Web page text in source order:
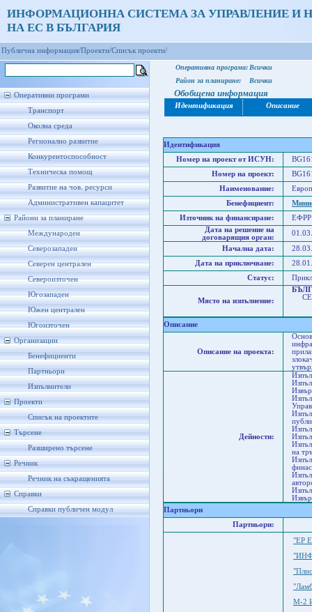
ИНФОРМАЦИОННА СИСТЕМА ЗА УПРАВЛЕНИЕ И
НА ЕС В БЪЛГАРИЯ
Публична информация/Проекти/Списък проекти/
Оперативни програми
Транспорт
Околна среда
Регионално развитие
Конкурентоспособност
Техническа помощ
Развитие на чов. ресурси
Административен капацитет
Райони за планиране
Международен
Северозападен
Северен централен
Североизточен
Югозападен
Южен централен
Югоизточен
Организации
Бенефициенти
Партньори
Изпълнители
Проекти
Списък на проектите
Търсене
Разширено търсене
Речник
Речник на съкращенията
Справки
Справки публичен модул
Оперативна програма: Всички
Район за планиране:
Всички
Обобщена информация
Идентификация Описание
Идентификация
Номер на проект от ИСУН:
Номер на проект:
Наименование:
Бенефициент:
Източник на финансиране:
Дата на решение на
договарящия орган:
Начална дата:
Дата на приключване:
Статус:
Място на изпълнение:
Описание
Описание на проекта:
Дейности:
на
Партньори
Партньори:
"ЕР
М-2